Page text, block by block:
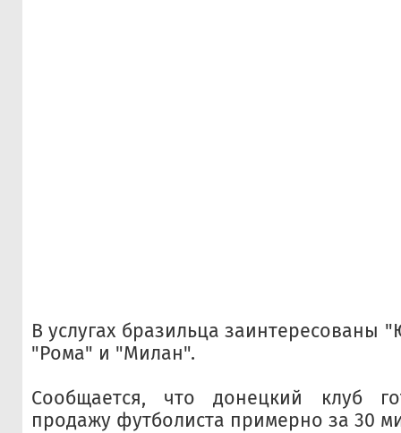
В услугах бразильца заинтересованы
"Рома" и "Милан".
Сообщается, что донецкий клуб
продажу футболиста примерно за 30